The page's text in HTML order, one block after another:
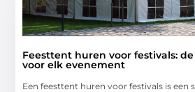
Feesttent huren voor festivals:
voor elk evenement
Een feesttent huren voor festivals is een